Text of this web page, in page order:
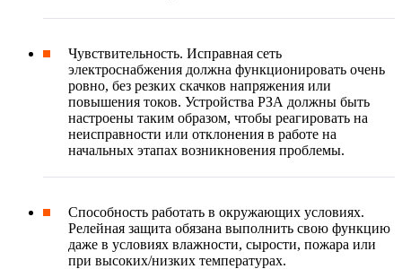
Чувствительность. Исправная сеть
электроснабжения должна функционировать очень
ровно, без резких скачков напряжения или
повышения токов. Устройства РЗА должны быть
настроены таким образом, чтобы реагировать на
неисправности или отклонения в работе на
начальных этапах возникновения проблемы.
Способность работать в окружающих условиях.
Релейная защита обязана выполнить свою функцию
даже в условиях влажности, сырости, пожара или
при высоких/низких температурах.